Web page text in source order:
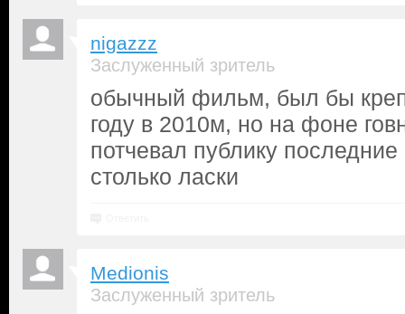
nigazzz
Заслуженный зритель
обычный фильм, был бы
году в 2010м, но на фоне
потчевал публику
столько ласки
Medionis
Заслуженный зритель